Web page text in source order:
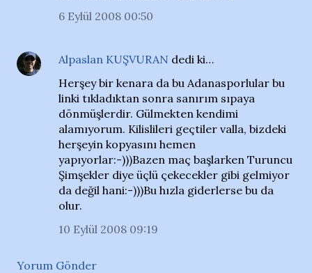
6 Eylül 2008 00:50
Alpaslan KUŞVURAN dedi ki…
Herşey bir kenara da bu Adanasporlular bu
linki tıkladıktan sonra sanırım sıpaya
dönmüşlerdir. Gülmekten kendimi
alamıyorum. Kilislileri geçtiler valla, bizdeki
herşeyin kopyasını hemen
yapıyorlar:-)))Bazen maç başlarken Turuncu
Şimşekler diye üçlü çekecekler gibi gelmiyor
da değil hani:-)))Bu hızla giderlerse bu da
olur.
10 Eylül 2008 09:19
Yorum Gönder